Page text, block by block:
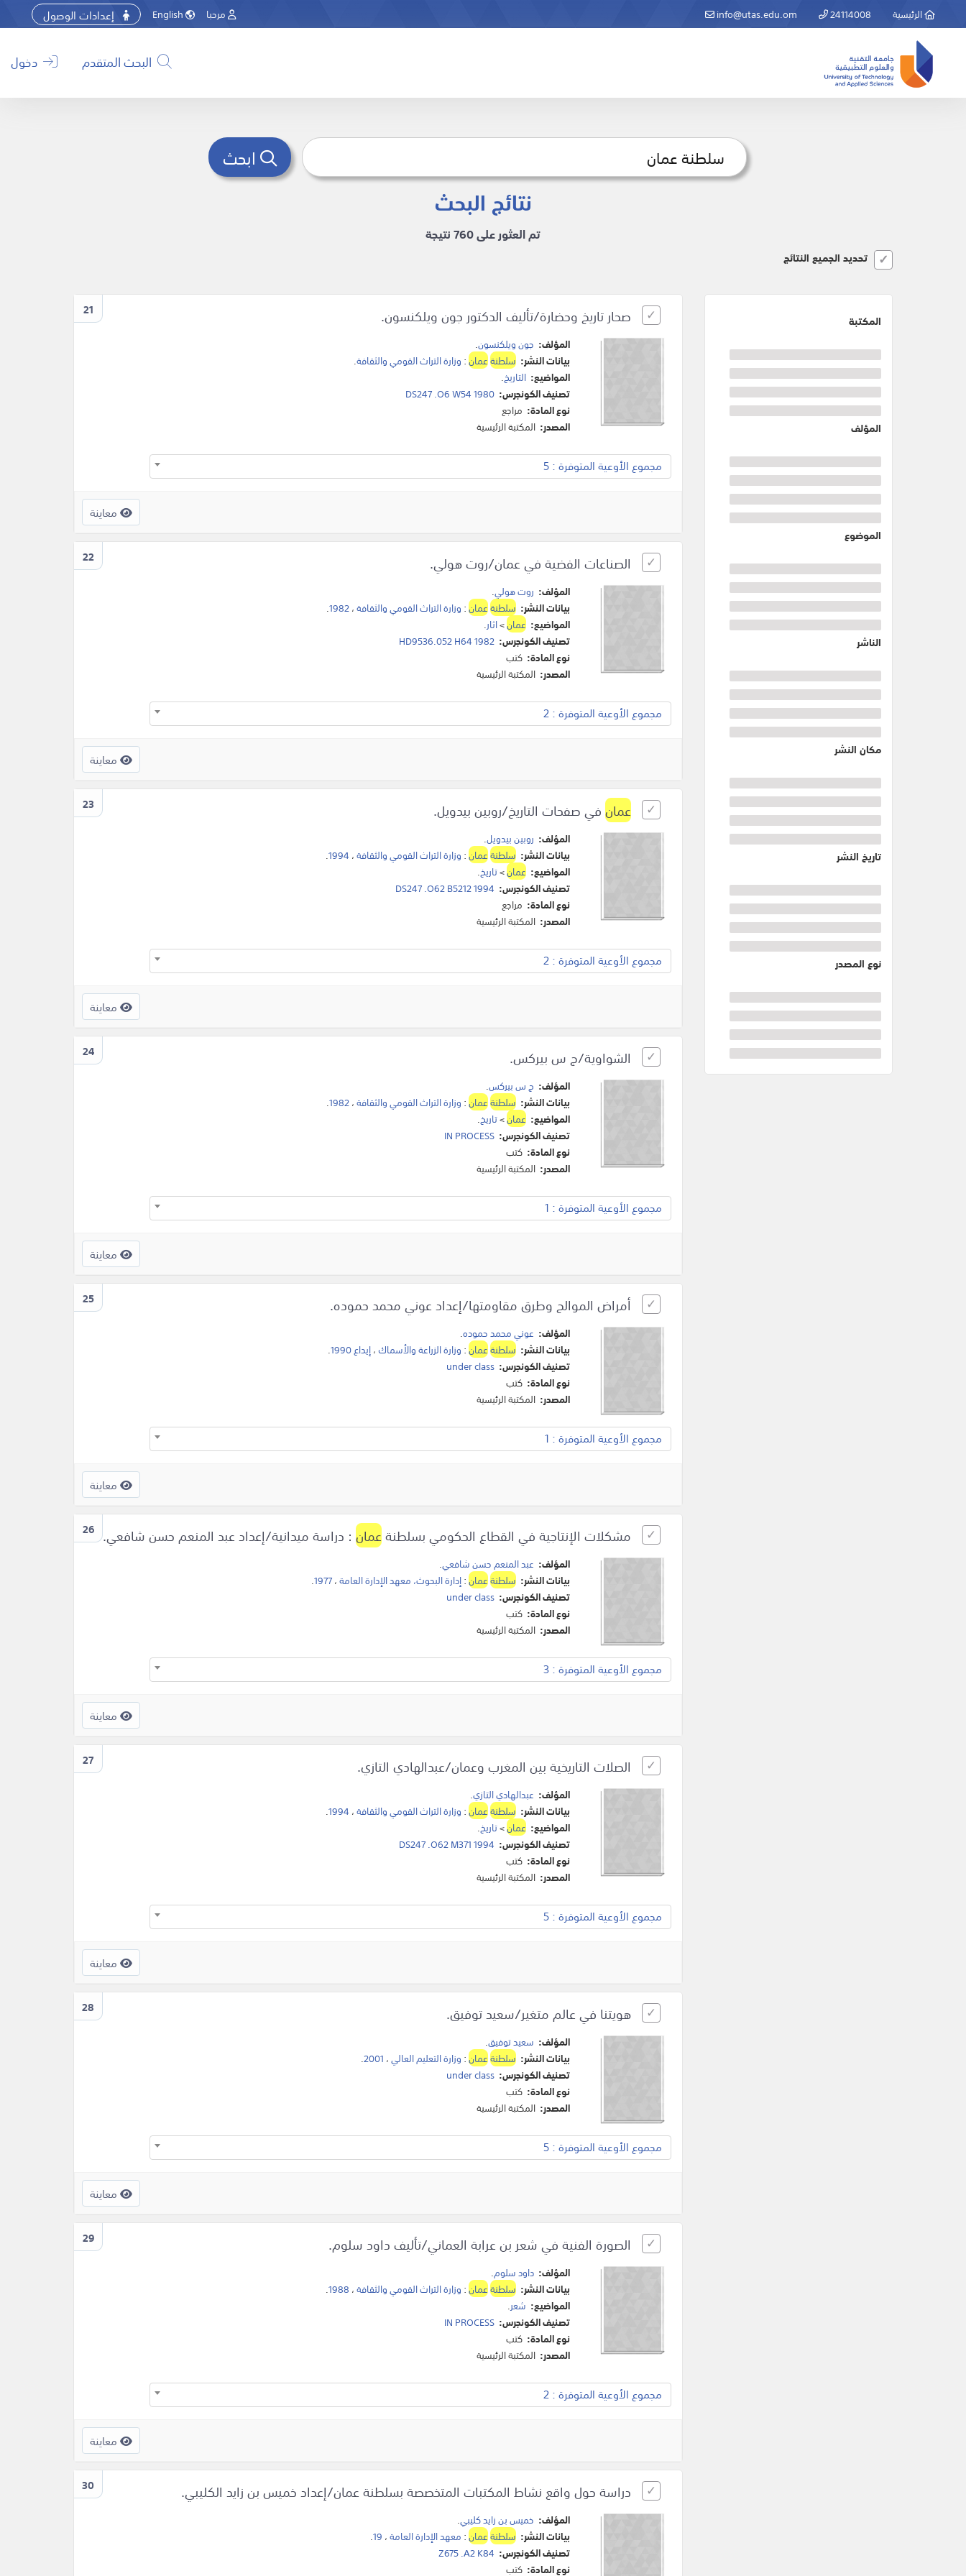
الرئيسية 24114008
info@utas.edu.om إعدادات الوصول مرحبا
البحث المتقدم دخول
نتائج البحث
تم العثور على 760 نتيجة
تحديد الجميع النتائج
المكتبة
المؤلف
الموضوع
الناشر
مكان النشر
تاريخ النشر
نوع المصدر
21 صحار تاريخ وحضارة/تأليف الدكتور جون ويلكنسون.
المؤلف: جون ويلكنسون.
بيانات النشر: سلطنةعمان: وزارة التراث القومي والثقافة.
المواضيع: التاريخ.
تصنيف الكونجرس: DS247 .O6 W54 1980
نوع المادة: مراجع
المصدر: المكتبة الرئيسية
مجموع الأوعية المتوفرة : 5
معاينة
22 الصناعات الفضية في عمان/روت هولي.
المؤلف: روت هولي.
بيانات النشر: سلطنةعمان: وزارة التراث القومي والثقافة،1982
.
المواضيع: عمان>اثار.
تصنيف الكونجرس: HD9536.052 H64 1982
نوع المادة: كتب
المصدر: المكتبة الرئيسية
مجموع الأوعية المتوفرة : 2
معاينة
23 عمانفي صفحات التاريخ/روبين بيدويل.
المؤلف: روبين بيدويل.
بيانات النشر: سلطنةعمان: وزارة التراث القومي والثقافة، 1994
.
المواضيع: عمان>تاريخ.
تصنيف الكونجرس: DS247 .O62 B5212 1994
نوع المادة: مراجع
المصدر: المكتبة الرئيسية
مجموع الأوعية المتوفرة : 2
معاينة
24 الشواوية/ج س بيركس.
المؤلف: ج س بيركس.
بيانات النشر: سلطنةعمان: وزارة التراث القومي والثقافة،1982
.
المواضيع: عمان>تاريخ.
تصنيف الكونجرس: IN PROCESS
نوع المادة: كتب
المصدر: المكتبة الرئيسية
مجموع الأوعية المتوفرة : 1
معاينة
25 أمراض الموالح وطرق مقاومتها/إعداد عوني محمد حموده.
المؤلف: عوني محمد حموده.
بيانات النشر: سلطنةعمان: وزارة الزراعة والأسماك،إيداع 1990
.
تصنيف الكونجرس: under class
نوع المادة: كتب
المصدر: المكتبة الرئيسية
مجموع الأوعية المتوفرة : 1
معاينة
26 مشكلات الإنتاجية في القطاع الحكومي بسلطنةعمان : دراسة ميدانية/إعداد عبد المنعم حسن شافعي.
المؤلف: عبد المنعم حسن شافعي.
بيانات النشر: سلطنةعمان:إدارة البحوث، معهد الإدارة العامة،1977
.
تصنيف الكونجرس: under class
نوع المادة: كتب
المصدر: المكتبة الرئيسية
مجموع الأوعية المتوفرة : 3
معاينة
27 الصلات التاريخية بين المغرب وعمان/عبدالهادي التازي.
المؤلف: عبدالهادي التازي.
بيانات النشر: سلطنةعمان: وزارة التراث القومي والثقافة، 1994
.
المواضيع: عمان>تاريخ.
تصنيف الكونجرس: DS247 .O62 M371 1994
نوع المادة: كتب
المصدر: المكتبة الرئيسية
مجموع الأوعية المتوفرة : 5
معاينة
28 هويتنا في عالم متغير/سعيد توفيق.
المؤلف: سعيد توفيق.
بيانات النشر: سلطنةعمان: وزارة التعليم العالي، 2001
.
تصنيف الكونجرس: under class
نوع المادة: كتب
المصدر: المكتبة الرئيسية
مجموع الأوعية المتوفرة : 5
معاينة
29 الصورة الفنية في شعر بن عرابة العماني/تأليف داود سلوم.
المؤلف: داود سلوم.
بيانات النشر: سلطنةعمان: وزارة التراث القومي والثقافة، 1988
.
المواضيع: شعر.
تصنيف الكونجرس: IN PROCESS
نوع المادة: كتب
المصدر: المكتبة الرئيسية
مجموع الأوعية المتوفرة : 2
معاينة
30 دراسة حول واقع نشاط المكتبات المتخصصة بسلطنة عمان/إعداد خميس بن زايد الكليبي.
المؤلف: خميس بن زايد كليبي.
بيانات النشر: سلطنةعمان: معهد الإدارة العامة، 19
.
تصنيف الكونجرس: Z675 .A2 K84
نوع المادة: كتب